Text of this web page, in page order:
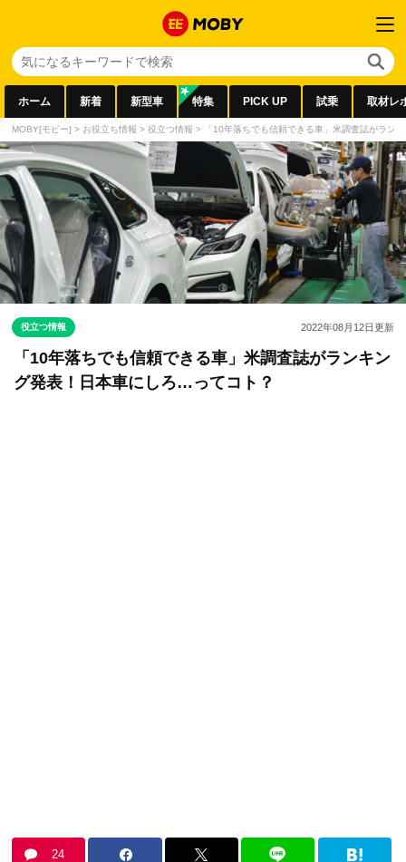
ホーム 新着 新型車 特集 PICK UP 試乗 取材レ
MOBY[モビー] > お役立ち情報 > 役立つ情報 > 「10年落ちでも信頼できる車」米調査誌がラン
役立つ情報 2022年08月12日更新
「10年落ちでも信頼できる車」米調査誌がランキン
グ発表！日本車にしろ…ってコト？
24